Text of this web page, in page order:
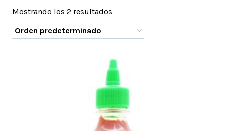
Mostrando los 2 resultados